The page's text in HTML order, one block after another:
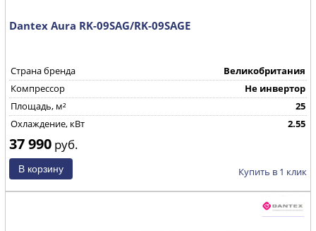
Dantex Aura RK-09SAG/RK-09SAGE
Страна бренда
Великобритания
Компрессор
Не инвертор
Площадь, м²
25
Охлаждение, кВт
2.55
37 990 руб.
Купить в 1 клик